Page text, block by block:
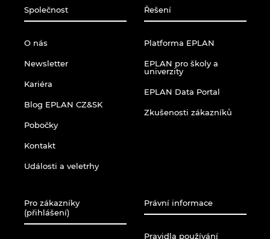
Společnost
O nás
Newsletter
Kariéra
Blog EPLAN CZ&SK
Pobočky
Kontakt
Události a veletrhy
Řešení
Platforma EPLAN
EPLAN pro školy a
univerzity
EPLAN Data Portal
Zkušenosti zákazníků
Pro zákazníky
(přihlášení)
Právní informace
Pravidla používání
Spojené arabské emiráty
Španělsko
Thajsko